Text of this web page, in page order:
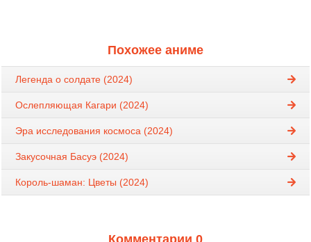
Похожее аниме
Легенда о солдате (2024)
Ослепляющая Кагари (2024)
Эра исследования космоса (2024)
Закусочная Басуэ (2024)
Король-шаман: Цветы (2024)
Комментарии 0